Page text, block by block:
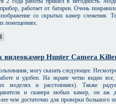
работает от батареи. Очень
со скрытых камер слежения.
помещениях.
видеокамер Hunter Camera
могу сказать следующее.
и удобен. На экране четко видно все,
моделях и расстояниях). Также
и сканера любых камер, он аж
чем достаточно для проверки